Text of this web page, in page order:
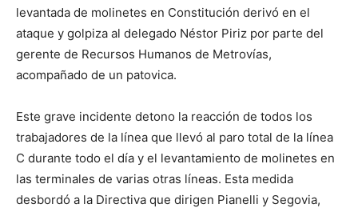
levantada de molinetes en Constitución derivó en el
ataque y golpiza al delegado Néstor Piriz por parte del
gerente de Recursos Humanos de Metrovías,
acompañado de un patovica.
Este grave incidente detono la reacción de todos los
trabajadores de la línea que llevó al paro total de la línea
C durante todo el día y el levantamiento de molinetes en
las terminales de varias otras líneas. Esta medida
desbordó a la Directiva que dirigen Pianelli y Segovia,